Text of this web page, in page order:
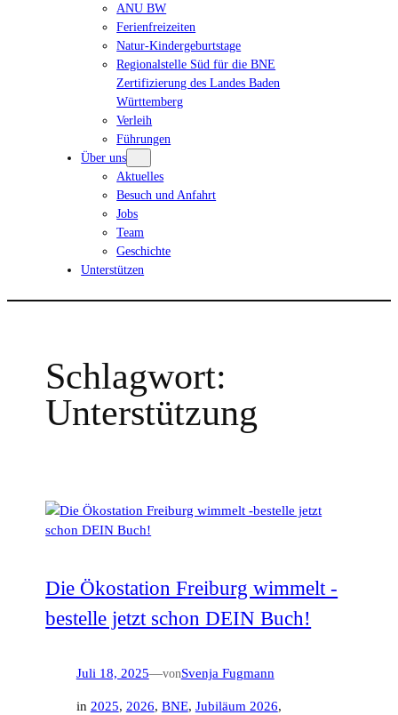
ANU BW
Ferienfreizeiten
Natur-Kindergeburtstage
Regionalstelle Süd für die BNE
Zertifizierung des Landes Baden
Württemberg
Verleih
Führungen
Über uns
Aktuelles
Besuch und Anfahrt
Jobs
Team
Geschichte
Unterstützen
Schlagwort:
Unterstützung
Die Ökostation Freiburg wimmelt -
bestelle jetzt schon DEIN Buch!
Juli 18, 2025—vonSvenja Fugmann
in 2025, 2026, BNE, Jubiläum 2026